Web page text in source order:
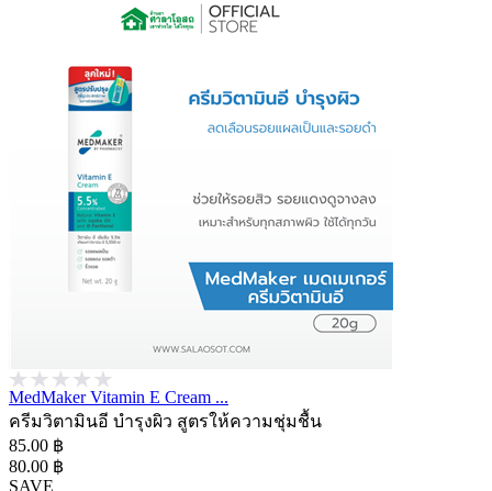
MedMaker Vitamin E Cream ...
ครีมวิตามินอี บำรุงผิว สูตรให้ความชุ่มชื้น
85.00 ฿
80.00 ฿
SAVE